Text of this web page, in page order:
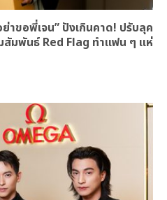
าขอพี่เจน” ปังเกินคาด! ปรับลุค
สัมพันธ์ Red Flag ทำแฟน ๆ แห่